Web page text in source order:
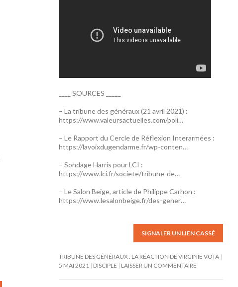
____ SOURCES _____
– La tribune des généraux (21 avril 2021) :
https://www.valeursactuelles.com/poli…
– Le Rapport du Cercle de Réflexion Interarmées :
https://lavoixdugendarme.fr/wp-conten…
– Sondage Harris pour LCI :
https://www.lci.fr/societe/tribune-de…
– Le Salon Beige, article de Philippe Carhon :
https://www.lesalonbeige.fr/des-gener…
SIGNALER UN LIEN CASSÉ
TRIBUNE DES GÉNÉRAUX : LA RÉACTION DE VIRGINIE VOTA
5 MAI 2021
DISCIPLE LAISSER UN COMMENTAIRE